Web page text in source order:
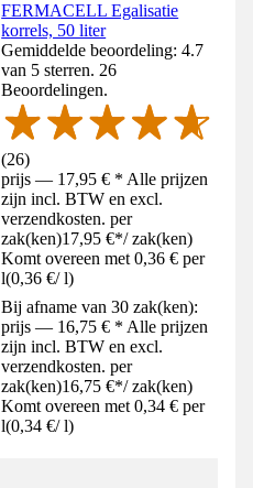
FERMACELL Egalisatie
korrels, 50 liter
Gemiddelde beoordeling: 4.7
van 5 sterren. 26
Beoordelingen.
(26)
prijs — 17,95 € * Alle prijzen
zijn incl. BTW en excl.
verzendkosten. per
zak(ken)17,95 €*/ zak(ken)
Komt overeen met 0,36 € per
l(0,36 €/ l)
Bij afname van 30 zak(ken):
prijs — 16,75 € * Alle prijzen
zijn incl. BTW en excl.
verzendkosten. per
zak(ken)16,75 €*/ zak(ken)
Komt overeen met 0,34 € per
l(0,34 €/ l)